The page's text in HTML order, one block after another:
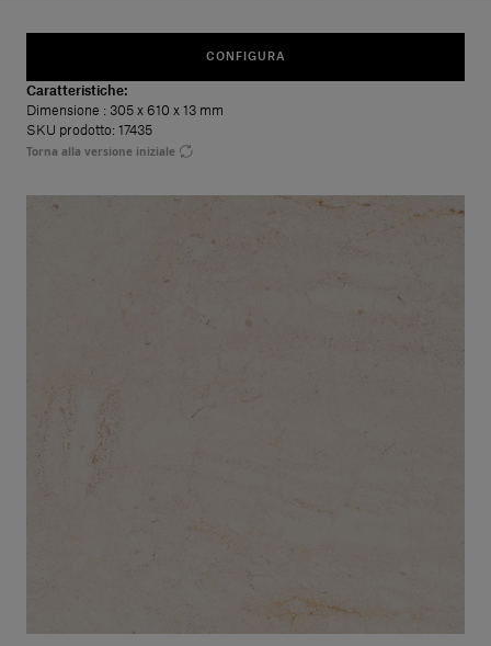
CONFIGURA
Caratteristiche:
Dimensione : 305 x 610 x 13 mm
SKU prodotto: 17435
Torna alla versione iniziale